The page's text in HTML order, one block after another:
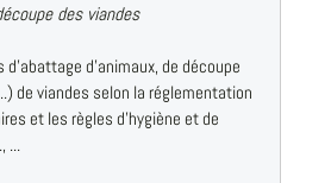
des viandes
d'abattage d'animaux, de découpe
de viandes selon la réglementation
et les règles d'hygiène et de
...